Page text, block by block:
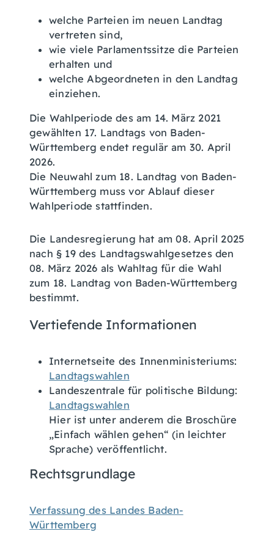
welche Parteien im neuen Landtag
vertreten sind,
wie viele Parlamentssitze die Parteien
erhalten und
welche Abgeordneten in den Landtag
einziehen.
Die Wahlperiode des am 14. März 2021
gewählten 17. Landtags von Baden-
Württemberg endet regulär am 30. April
2026.
Die Neuwahl zum 18. Landtag von Baden-
Württemberg muss vor Ablauf dieser
Wahlperiode stattfinden.
Die Landesregierung hat am 08. April 2025
nach § 19 des Landtagswahlgesetzes den
08. März 2026 als Wahltag für die Wahl
zum 18. Landtag von Baden-Württemberg
bestimmt.
Vertiefende Informationen
Internetseite des Innenministeriums:
Landtagswahlen
Landeszentrale für politische Bildung:
Landtagswahlen
Hier ist unter anderem die Broschüre
„Einfach wählen gehen“ (in leichter
Sprache) veröffentlicht.
Rechtsgrundlage
Verfassung des Landes Baden-
Württemberg